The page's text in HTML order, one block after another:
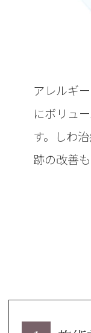
アレルギ
にボリュ
す。しわ
跡の改善も